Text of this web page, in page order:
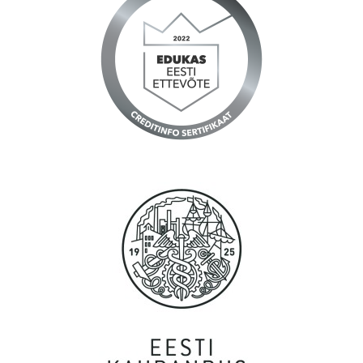
Tänud, töökorraldus ning logistika on Teil suurepärane.
Täiesti uskumatult kiire teenindus! Suured tänud.